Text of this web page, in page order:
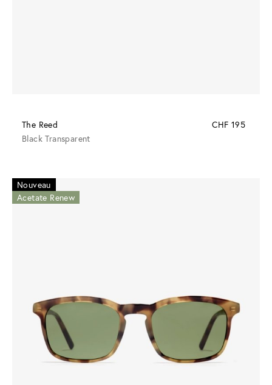
The Reed
CHF 195
Black Transparent
Nouveau
Acetate Renew